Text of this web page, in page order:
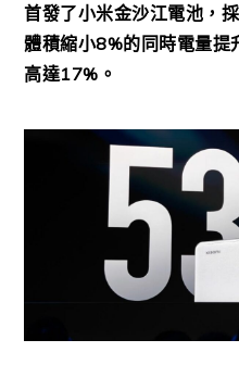
首發了小米金沙江電池，
體積縮小8%的同時電量
高達17%。